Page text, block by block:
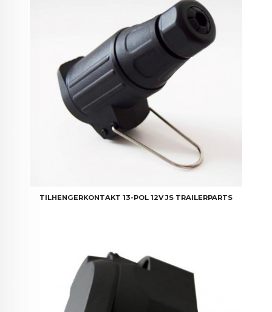
TILHENGERKONTAKT 13-POL 12V JS TRAILERPARTS